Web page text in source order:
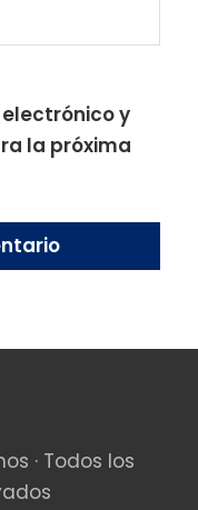
y
la próxima
· Todos los